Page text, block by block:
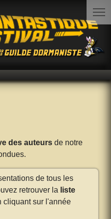
des auteurs de notre
de tous les
retrouver la liste
cliquant sur l'année